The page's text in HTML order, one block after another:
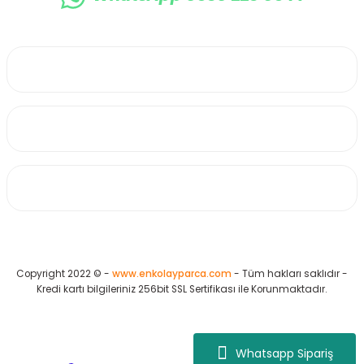
Whatsapp Sipariş
Copyright 2022 © - www.enkolayparca.com - Tüm hakları saklıdır -
Kredi kartı bilgileriniz 256bit SSL Sertifikası ile Korunmaktadır.